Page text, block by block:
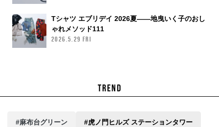
Tシャツ エブリデイ 2026夏——地曳いく子のおし
ゃれメソッド111
2026.5.29 FRI
TREND
#麻布台グリーン #虎ノ門ヒルズ ステーションタワー